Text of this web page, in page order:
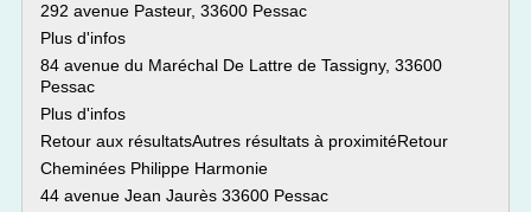
292 avenue Pasteur, 33600 Pessac
Plus d'infos
84 avenue du Maréchal De Lattre de Tassigny, 33600
Pessac
Plus d'infos
Retour aux résultatsAutres résultats à proximitéRetour
Cheminées Philippe Harmonie
44 avenue Jean Jaurès 33600 Pessac